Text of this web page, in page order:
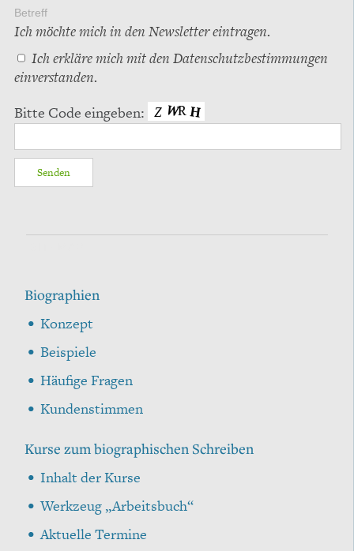
Betreff
Ich möchte mich in den Newsletter eintragen.
Ich erkläre mich mit den Datenschutzbestimmungen
einverstanden.
Bitte Code eingeben:
Biographien
Konzept
Beispiele
Häufige Fragen
Kundenstimmen
Kurse zum biographischen Schreiben
Inhalt der Kurse
Werkzeug „Arbeitsbuch“
Aktuelle Termine